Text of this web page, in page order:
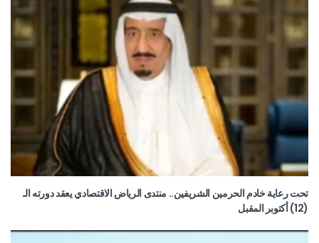
تحت رعاية خادم الحرمين الشريفين.. منتدى الرياض الاقتصادي يعقد دورته الـ
(12) أكتوبر المقبل